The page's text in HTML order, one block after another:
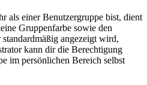
als einer Benutzergruppe bist, dient
Gruppenfarbe sowie den
angezeigt wird,
kann dir die Berechtigung
im persönlichen Bereich selbst